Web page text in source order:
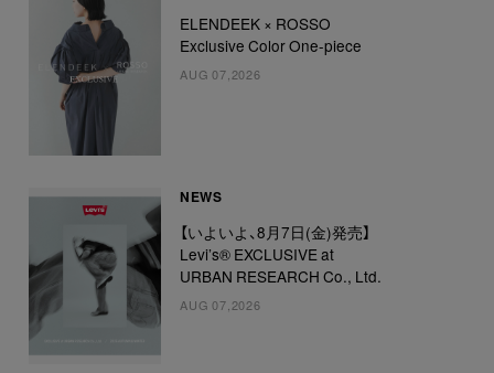
ELENDEEK × ROSSO
Exclusive Color One-piece
AUG 07,2026
NEWS
【いよいよ、8月7日(金)発売】
Levi’s® EXCLUSIVE at
URBAN RESEARCH Co., Ltd.
AUG 07,2026